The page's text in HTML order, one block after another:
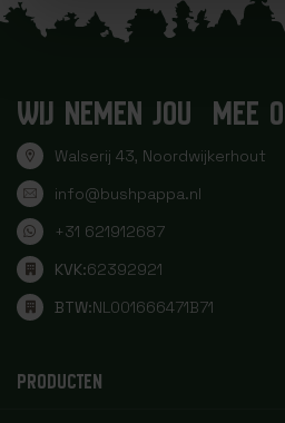
WIJ NEMEN JOU MEE
Walserij 43, Noordwijkerhout
info@bushpappa.nl
+31 621912687
KVK:62392921
BTW:NL001666471B71
PRODUCTEN